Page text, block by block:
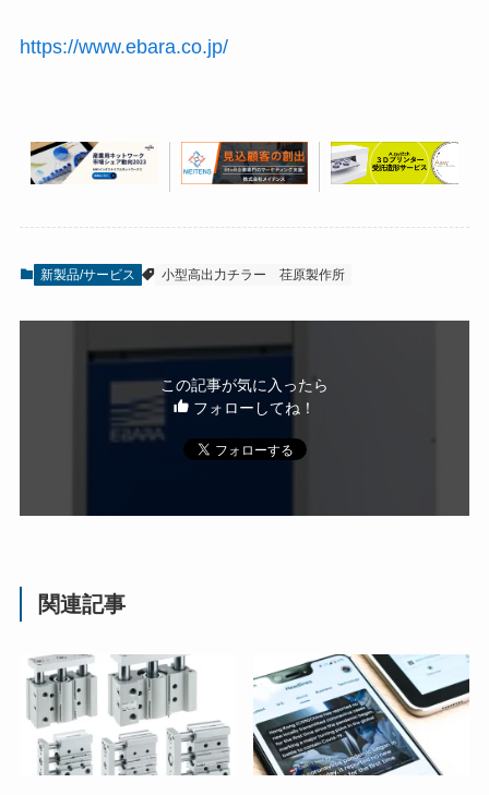
https://www.ebara.co.jp/
新製品/サービス 小型高出力チラー 荏原製作所
この記事が気に入ったら
フォローしてね！
関連記事